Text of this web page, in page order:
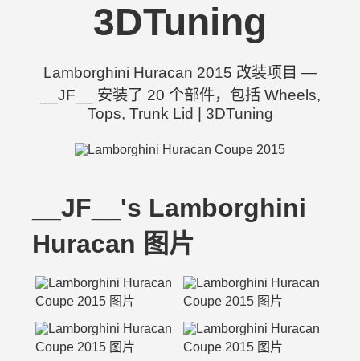
3DTuning
Lamborghini Huracan 2015 改装项目 —
__JF__ 安装了 20 个部件，包括 Wheels,
Tops, Trunk Lid | 3DTuning
__JF__'s Lamborghini
Huracan 图片